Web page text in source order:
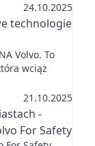
24.10.2025
technologie
Volvo. To
wciąż
21.10.2025
-
For Safety